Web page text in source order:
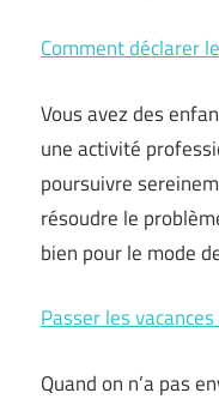
Comment déclarer
Vous avez des
une activité
poursuivre
résoudre le
bien pour le mode
Passer les
Quand on n’a pas